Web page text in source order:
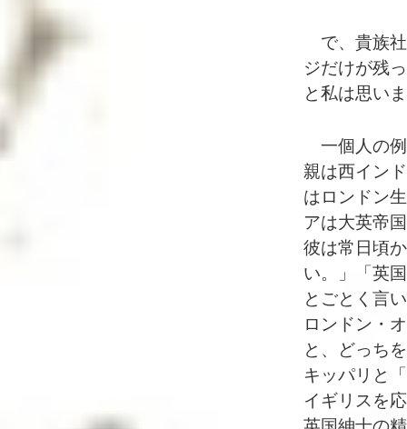
で、貴族社
ジだけが残
と私は思い
一個人の例
親は西イン
はロンドン
アは大英帝
彼は常日頃
い。」「英
とごとく言
ロンドン・
と、どっち
キッパリと
イギリスを